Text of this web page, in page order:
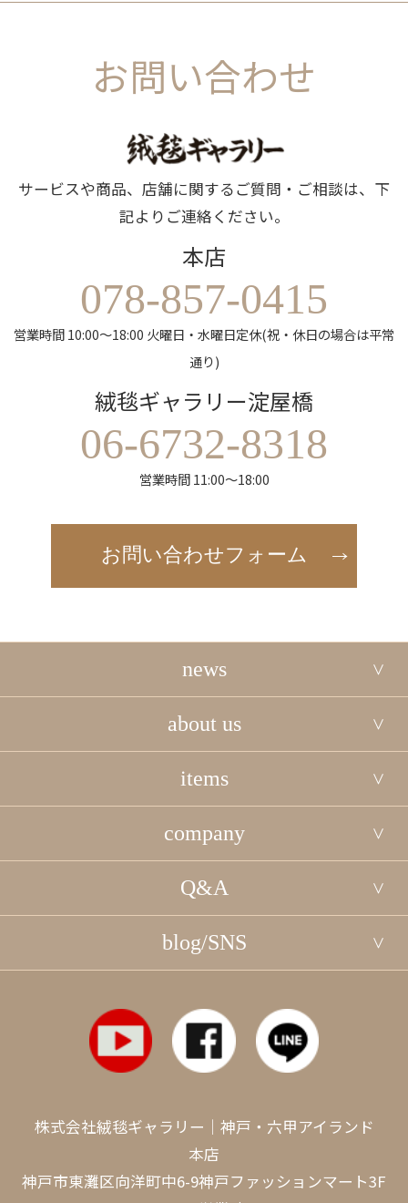
お問い合わせ
サービスや商品、店舗に関するご質問・ご相談は、下
記よりご連絡ください。
本店
078-857-0415
営業時間 10:00～18:00 火曜日・水曜日定休(祝・休日の場合は平常
通り)
絨毯ギャラリー淀屋橋
06-6732-8318
営業時間 11:00～18:00
お問い合わせフォーム
news
about us
items
company
Q&A
blog/SNS
株式会社絨毯ギャラリー｜神戸・六甲アイランド
本店
神戸市東灘区向洋町中6-9神戸ファッションマート3F